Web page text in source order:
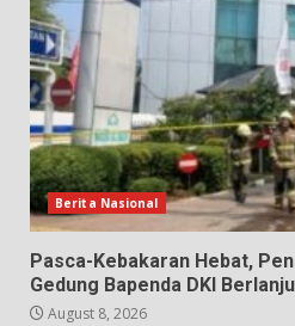
Berita Nasional
Pasca-Kebakaran Hebat,
Gedung Bapenda DKI
August 8, 2026